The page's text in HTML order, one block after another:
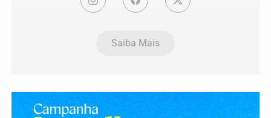
Saiba Mais